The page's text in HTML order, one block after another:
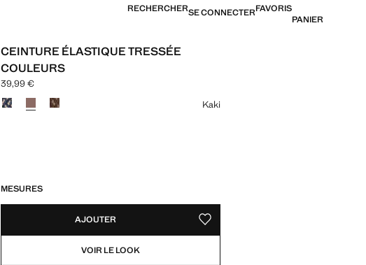
RECHERCHERSE CONNECTERFAVORIS
PANIER
CEINTURE ÉLASTIQUE TRESSÉE
COULEURS
Prix actuel [39,99 € ]
39,99 €
Choisissez une couleur
Kaki
MESURES
AJOUTER AJOUTER AUX FAVORIS
VOIR LE LOOK